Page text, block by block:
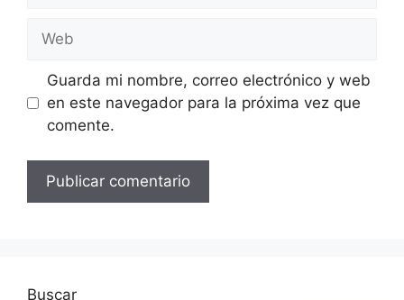
Web
Guarda mi nombre, correo electrónico y web
en este navegador para la próxima vez que
comente.
Buscar